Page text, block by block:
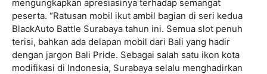
mengungkapkan apresiasinya terhadap semangat
peserta. “Ratusan mobil ikut ambil bagian di seri kedua
BlackAuto Battle Surabaya tahun ini. Semua slot penuh
terisi, bahkan ada delapan mobil dari Bali yang hadir
dengan jargon Bali Pride. Sebagai salah satu ikon kota
modifikasi di Indonesia, Surabaya selalu menghadirkan